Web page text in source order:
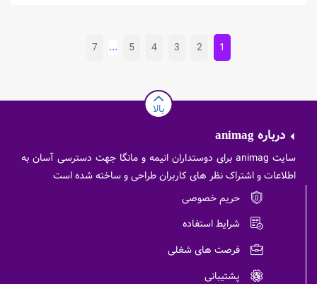
1
2
3
4
5
...
7
بالا
درباره animag
سایت animag برای دوستداران انیمه و مانگا جهت دسترسی آسان به
اطلاعات و اشتراک نظر های کاربران طراحی و ساخته شده است
حریم خصوصی
شرایط استفاده
فرصت های شغلی
پشتیبانی